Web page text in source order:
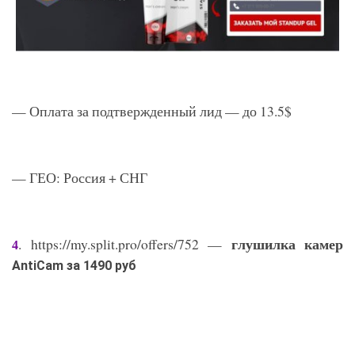
— Оплата за подтвержденный лид — до 13.5$
— ГЕО: Россия + СНГ
4. https://my.split.pro/offers/752 — глушилка камер
AntiCam за 1490 руб